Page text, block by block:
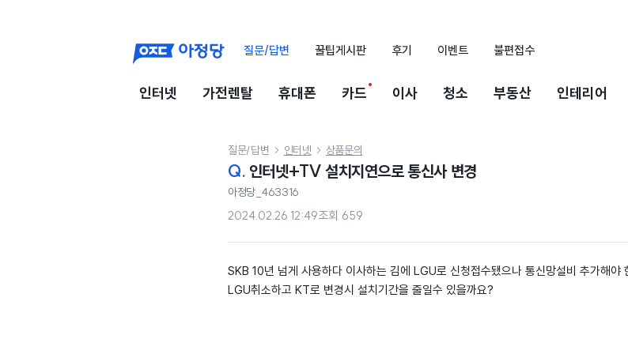
질문/답변 꿀팁게시판 후기 이벤트 불편접수
인터넷 가전렌탈 휴대폰 카드 이사 청소 부동산 인테리어
질문/답변  인터넷  상품문의
Q. 인터넷+TV 설치지연으로 통신사 변경
아정당_463316
2024.02.26 12:49조회 659
SKB 10년 넘게 사용하다 이사하는 김에 LGU로 신청접수됐으나 통신망설비 추가해야
LGU취소하고 KT로 변경시 설치기간을 줄일수 있을까요?